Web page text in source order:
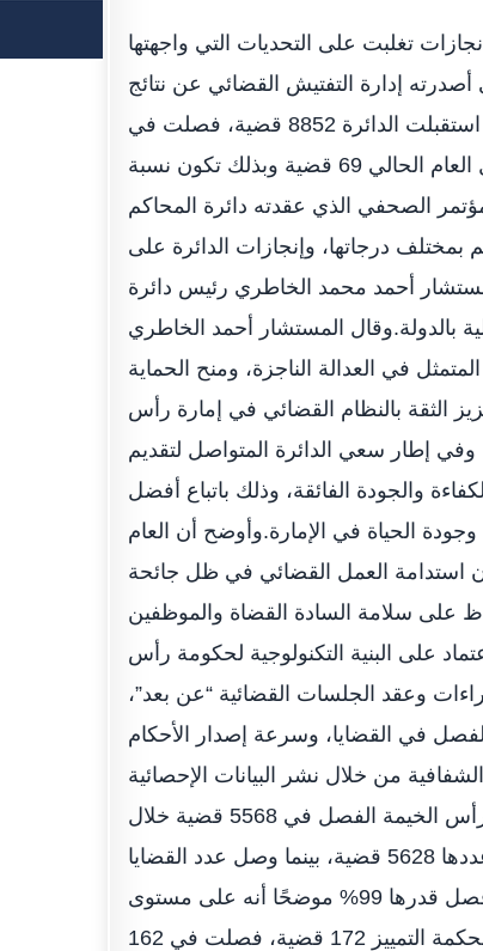
تغلبت على التحديات التي واجهتها
إدارة التفتيش القضائي عن نتائج
العمل القضائي وسيره في الدائرة خلال عام 2021م، حيث استقبلت الدائرة 8852 قضية، فصلت في
8783 منها، فيكون عدد القضايا المؤجلة للفصل فيها خلال العام الحالي 69 قضية وبذلك تكون نسبة
ذلك خلال المؤتمر الصحفي الذي عقدته دائرة المحاكم
بمختلف درجاتها، وإنجازات الدائرة على
بحضور سعادة المستشار أحمد محمد الخاطري رئيس دائرة
المستشار أحمد الخاطري
في العدالة الناجزة، ومنح الحماية
الثقة بالنظام القضائي في إمارة رأس
وفي إطار سعي الدائرة المتواصل لتقديم
والجودة الفائقة، وذلك باتباع أفضل
الحياة في الإمارة.وأوضح أن العام
استدامة العمل القضائي في ظل جائحة
للحفاظ على سلامة السادة القضاة والموظفين
على البنية التكنولوجية لحكومة رأس
وعقد الجلسات القضائية “عن بعد”،
في القضايا، وسرعة إصدار الأحكام
من خلال نشر البيانات الإحصائية
السنوية، مبينا فيما يتعلق بالقضايا المدنية استطاعت محاكم رأس الخيمة الفصل في 5568 قضية خلال
العام 2021م، من إجمالي القضايا المعروضة عليها، والبالغ عددها 5628 قضية، بينما وصل عدد القضايا
التي رحّلت إلى العام الجاري 60 قضية، لتحقق بذلك نسبة فصل قدرها 99% موضحًا أنه على مستوى
درجات التقاضي الثلاث، فقد بلغت القضايا المتداولة أمام محكمة التمييز 172 قضية، فصلت في 162